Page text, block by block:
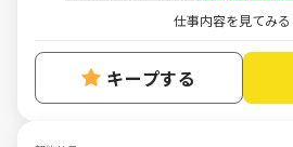
仕事内容を見てみる
キープする